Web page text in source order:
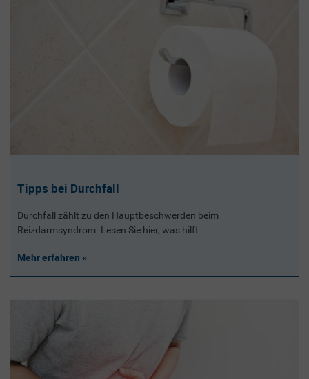
Tipps bei Durchfall
Durchfall zählt zu den Hauptbeschwerden beim
Reizdarmsyndrom. Lesen Sie hier, was hilft.
Mehr erfahren